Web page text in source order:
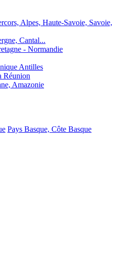
Alpes, Haute-Savoie, Savoie,
Cantal...
- Normandie
Antilles
Réunion
Amazonie
Pays Basque, Côte Basque